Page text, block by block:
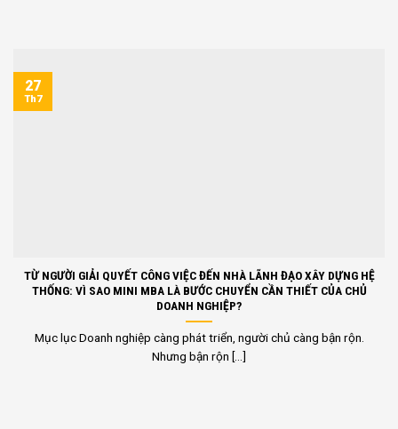
TỪ NGƯỜI GIẢI QUYẾT CÔNG VIỆC ĐẾN NHÀ LÃNH ĐẠO XÂY DỰNG HỆ
THỐNG: VÌ SAO MINI MBA LÀ BƯỚC CHUYỂN CẦN THIẾT CỦA CHỦ
DOANH NGHIỆP?
Mục lục Doanh nghiệp càng phát triển, người chủ càng bận rộn.
Nhưng bận rộn [...]
27
Th7